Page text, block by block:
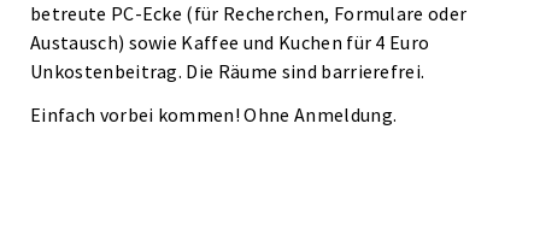
betreute PC-Ecke (für Recherchen, Formulare oder
Austausch) sowie Kaffee und Kuchen für 4 Euro
Unkostenbeitrag. Die Räume sind barrierefrei.
Einfach vorbei kommen! Ohne Anmeldung.